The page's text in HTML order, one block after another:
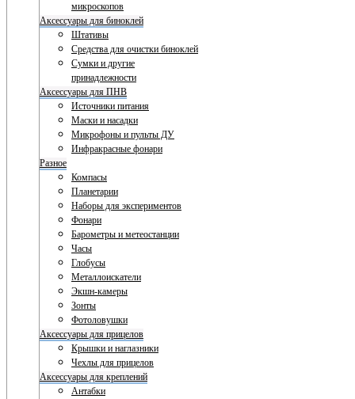
микроскопов
Аксессуары для биноклей
Штативы
Средства для очистки биноклей
Сумки и другие
принадлежности
Аксессуары для ПНВ
Источники питания
Маски и насадки
Микрофоны и пульты ДУ
Инфракрасные фонари
Разное
Компасы
Планетарии
Наборы для экспериментов
Фонари
Барометры и метеостанции
Часы
Глобусы
Металлоискатели
Экшн-камеры
Зонты
Фотоловушки
Аксессуары для прицелов
Крышки и наглазники
Чехлы для прицелов
Аксессуары для креплений
Антабки